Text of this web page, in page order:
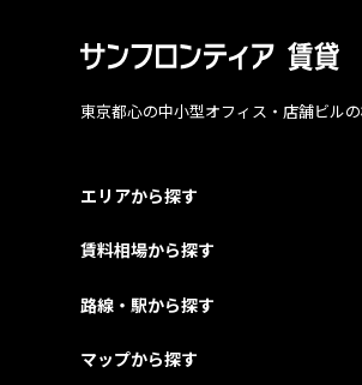
東京都心の中小型オフィス・店舗ビル
エリアから探す
賃料相場から探す
路線・駅から探す
マップから探す